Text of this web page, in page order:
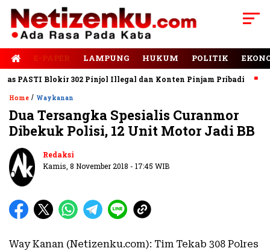
E-PAPER LAMPUNG HUKUM POLITIK
Blokir 302 Pinjol Illegal dan Konten Pinjam Pribadi
Home / Waykanan
Dua Tersangka Spesialis Curanmor
Dibekuk Polisi, 12 Unit Motor Jadi BB
Redaksi
Kamis, 8 November 2018 - 17:45 WIB
Way Kanan (Netizenku.com): Tim Tekab 308 Polres